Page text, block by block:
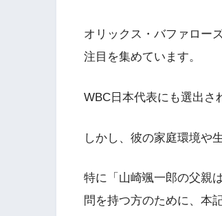
オリックス・バファロー
注目を集めています。
WBC日本代表にも選出さ
しかし、彼の家庭環境や
特に「山崎颯一郎の父親
問を持つ方のために、本